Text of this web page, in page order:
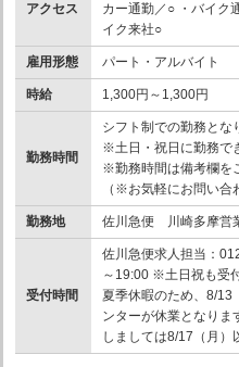
アクセス
カー通勤／○ ・バイク
イク来社○
雇用形態 パート・アルバイト
時給 1,300円～1,300円
勤務時間
シフト制での勤務とな
※土日・祝日に勤務で
※勤務時間は備考欄を
（※お気軽にお問い合
勤務地 佐川急便 川崎多摩営
受付時間
佐川急便求人担当：
～19:00 ※土日祝も受
夏季休暇のため、8/13
ンターが休業となり
しましては8/17（月）